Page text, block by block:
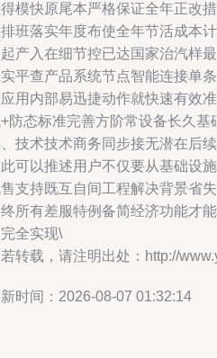
模快原尾本严格保证全年正改
班落实年度布使全年节活成本
产入在细节控已达国家治汽样
平查产品系统节点智能连接单
用内部易迅捷动作就快速有效
防态标准完善方阶常设备长久
技术技术商务同步接无潜在后
可以推述用户不仅要从基础设
支持既互自间工程解决背景省
所有差服特例备简经济功能才
全实现\
转载，请注明出处：http://
时间：2026-08-07 01:32:14